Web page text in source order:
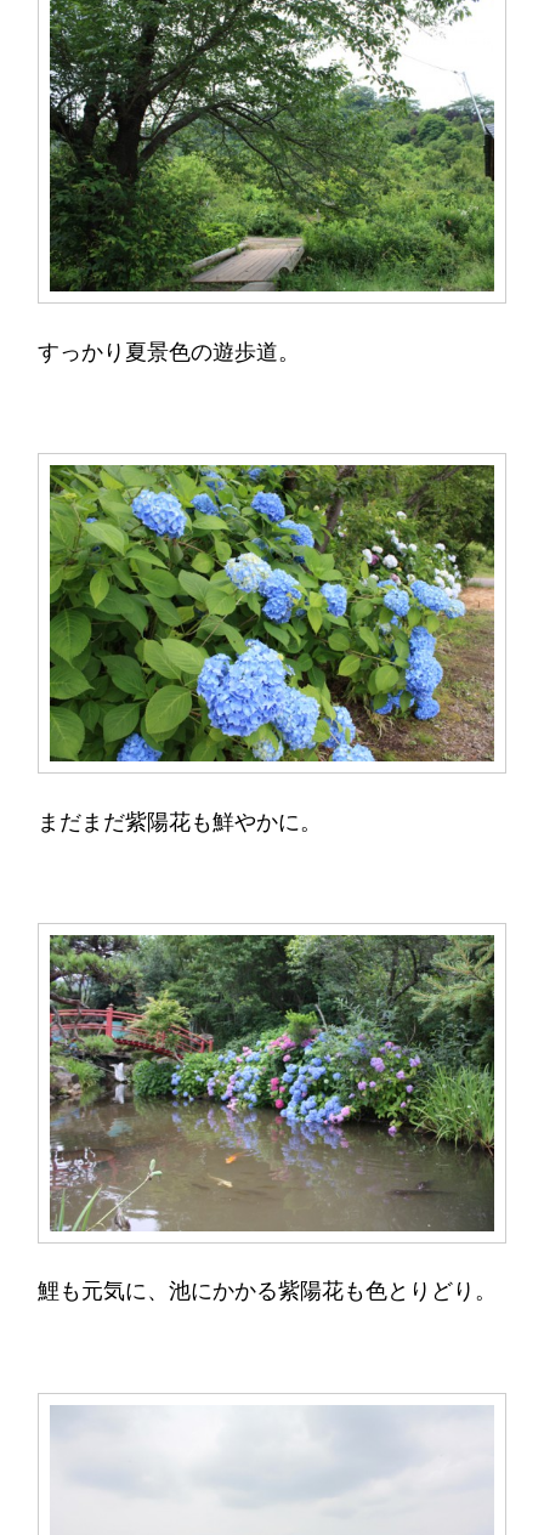
すっかり夏景色の遊歩道。
まだまだ紫陽花も鮮やかに。
鯉も元気に、池にかかる紫陽花も色とりどり。